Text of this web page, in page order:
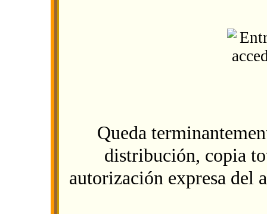
Queda
distribución, copia
autorización expresa del